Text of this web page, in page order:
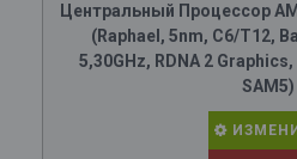
Центральный Процессор
(Raphael, 5nm, C6/T12,
5,30GHz, RDNA 2
SAM5)